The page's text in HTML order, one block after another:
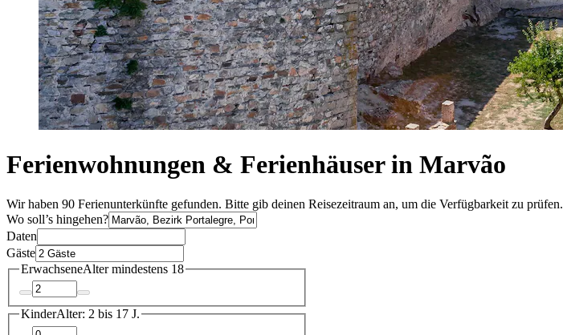
Ferienwohnungen & Ferienhäuser in Marvão
Wir haben 90 Ferienunterkünfte gefunden. Bitte gib deinen Reisezeitraum an, um die Verfügbarkeit zu prüfen.
Wo soll’s hingehen?
Daten
Gäste
ErwachseneAlter mindestens 18
KinderAlter: 2 bis 17 J.